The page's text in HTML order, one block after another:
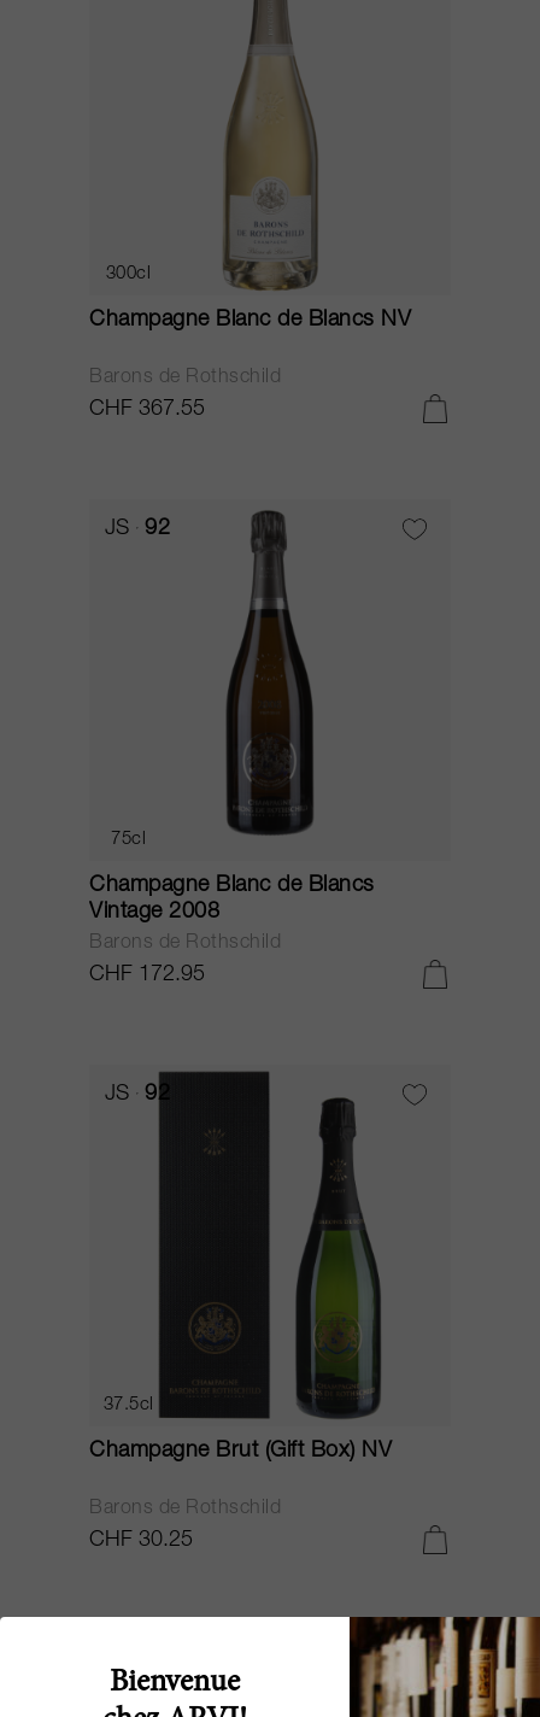
300cl
Champagne Blanc de Blancs NV
Barons de Rothschild
CHF 367.55
JS 92
75cl
Champagne Blanc de Blancs
Vintage 2008
Barons de Rothschild
CHF 172.95
JS 92
37.5cl
Champagne Brut (Gift Box) NV
Barons de Rothschild
CHF 30.25
Bienvenue